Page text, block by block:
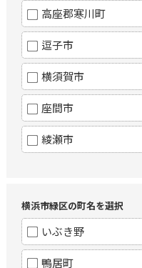
高座郡寒川町
逗子市
横須賀市
座間市
綾瀬市
横浜市緑区の町名を選択
いぶき野
鴨居町